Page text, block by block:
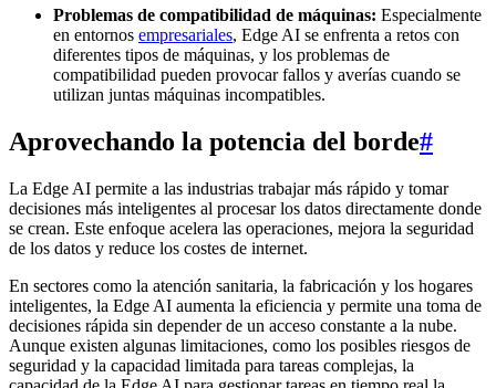
Problemas de compatibilidad de máquinas: Especialmente
en entornos empresariales, Edge AI se enfrenta a retos con
diferentes tipos de máquinas, y los problemas de
compatibilidad pueden provocar fallos y averías cuando se
utilizan juntas máquinas incompatibles.
Aprovechando la potencia del borde#
La Edge AI permite a las industrias trabajar más rápido y tomar
decisiones más inteligentes al procesar los datos directamente donde
se crean. Este enfoque acelera las operaciones, mejora la seguridad
de los datos y reduce los costes de internet.
En sectores como la atención sanitaria, la fabricación y los hogares
inteligentes, la Edge AI aumenta la eficiencia y permite una toma de
decisiones rápida sin depender de un acceso constante a la nube.
Aunque existen algunas limitaciones, como los posibles riesgos de
seguridad y la capacidad limitada para tareas complejas, la